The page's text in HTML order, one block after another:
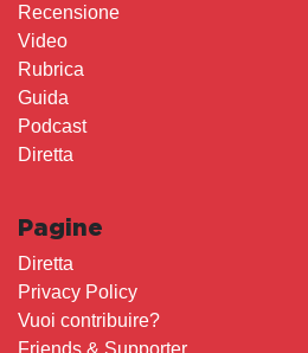
Recensione
Video
Rubrica
Guida
Podcast
Diretta
Pagine
Diretta
Privacy Policy
Vuoi contribuire?
Friends & Supporter